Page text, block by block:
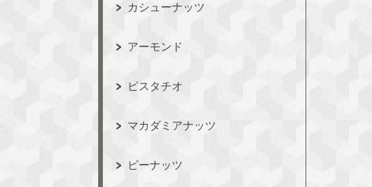
カシューナッツ
アーモンド
ピスタチオ
マカダミアナッツ
ピーナッツ